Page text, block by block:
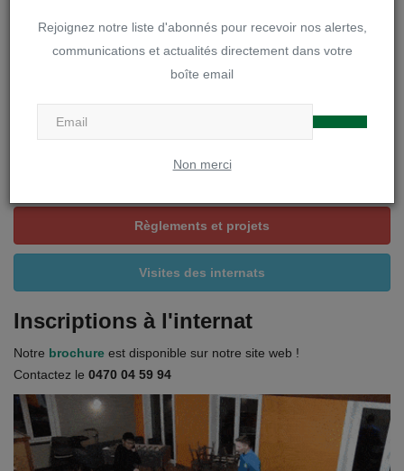
Rejoignez notre liste d'abonnés pour recevoir nos alertes,
communications et actualités directement dans votre
boîte email
Non merci
A LA UNE
Règlements et projets
Visites des internats
Inscriptions à l'internat
Notre brochure est disponible sur notre site web !
Contactez le 0470 04 59 94